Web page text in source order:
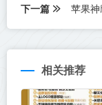
下一篇 苹果神
相关推荐